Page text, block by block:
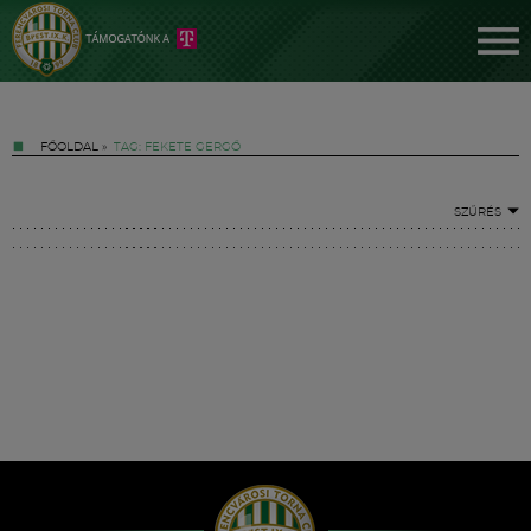
FŐOLDAL » TAG: FEKETE GERGŐ
SZŰRÉS
Hírek